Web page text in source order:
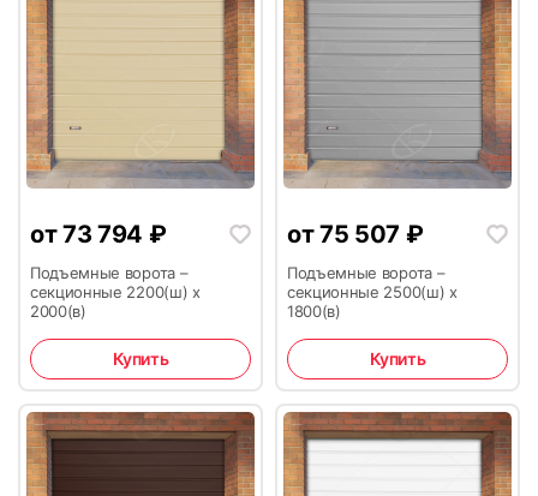
от73 794 ₽
Подъемные ворота –
секционные 2200(ш) х
2000(в)
Купить
от75 507 ₽
Подъемные ворота –
секционные 2500(ш) х
1800(в)
Купить